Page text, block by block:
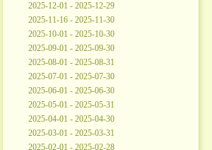
2025-12-01 - 2025-12-29
2025-11-16 - 2025-11-30
2025-10-01 - 2025-10-30
2025-09-01 - 2025-09-30
2025-08-01 - 2025-08-31
2025-07-01 - 2025-07-30
2025-06-01 - 2025-06-30
2025-05-01 - 2025-05-31
2025-04-01 - 2025-04-30
2025-03-01 - 2025-03-31
2025-02-01 - 2025-02-28